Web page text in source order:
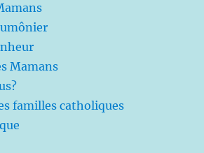
Mamans
familles catholiques